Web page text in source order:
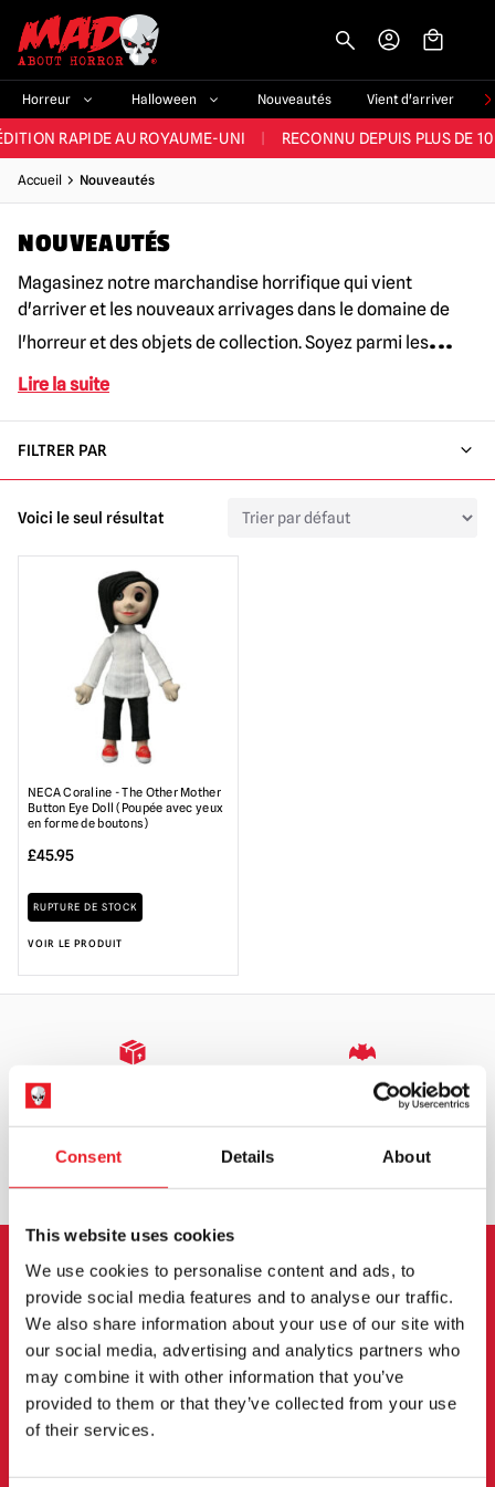
Consent Details About
This website uses cookies
We use cookies to personalise content and ads, to
provide social media features and to analyse our traffic.
We also share information about your use of our site with
our social media, advertising and analytics partners who
may combine it with other information that you’ve
provided to them or that they’ve collected from your use
of their services.
Horreur Halloween Nouveautés Vient d'arriver
ET LA MEILLEURE GAMME DU ROYAUME-UNI PLUS DE 60 000
RAPIDE AU ROYAUME-UNI RECONNU DEPUIS PLUS DE
NOUVEAUX PRODUITS DÉRIVÉS D'HORREUR CHAQUE SEMAINE
ET LA MEILLEURE GAMME DU ROYAUME-UNI
Accueil Nouveautés
NOUVEAUTÉS
Magasinez notre marchandise horrifique qui vient
d'arriver et les nouveaux arrivages dans le domaine de
l'horreur et des objets de collection. Soyez parmi les...
Lire la suite
FILTRER PAR
Voici le seul résultat
NECA Coraline - The Other Mother
Button Eye Doll (Poupée avec yeux
en forme de boutons)
£45.95
RUPTURE DE STOCK
VOIR LE PRODUIT
ROYAUME-UNI
ÉCHANGE OU RETOUR DEMANDES SUR MESURE
INSCRIPTION AU BULLETIN
D'INFORMATION
Inscrivez-vous pour recevoir les dernières
informations sur les nouveaux produits, les